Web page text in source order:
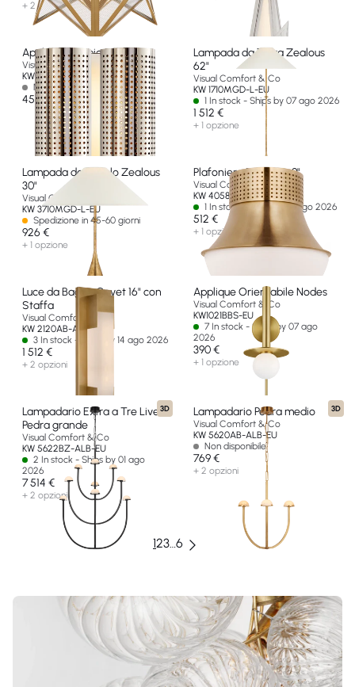
+ 2 opzioni
Applique Doppia Precision
Visual Comfort & Co
KW 2063PN-EU
Non disponibile
454 €
Lampada da Terra Zealous
62"
Visual Comfort & Co
KW 1710MGD-L-EU
1 In stock - Ships by 07 ago 2026
1 512 €
+ 1 opzione
Lampada da Tavolo Zealous
30"
Visual Comfort & Co
KW 3710MGD-L-EU
Spedizione in 45-60 giorni
926 €
+ 1 opzione
Plafoniera Precision 9"
Visual Comfort & Co
KW 4058AB-WG-EU
1 In stock - Ships by 01 ago 2026
512 €
+ 1 opzione
Luce da Bagno Covet 16" con
Staffa
Visual Comfort & Co
KW 2120AB-ALB-EU
3 In stock - Ships by 14 ago 2026
1 512 €
+ 2 opzioni
Applique Orientabile Nodes
Visual Comfort & Co
KW1021BBS-EU
7 In stock - Ships by 07 ago
2026
390 €
+ 1 opzione
3D
Lampadario Extra a Tre Livelli
Pedra grande
Visual Comfort & Co
KW 5622BZ-ALB-EU
2 In stock - Ships by 01 ago
2026
7 514 €
+ 2 opzioni
3D
Lampadario Pedra medio
Visual Comfort & Co
KW 5620AB-ALB-EU
Non disponibile
769 €
+ 2 opzioni
123…6